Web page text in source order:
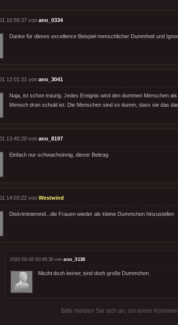
10:58:37 von ano_0334
Danke für dieses excellence Beispiel menschlicher Dummheit und
12:01:31 von ano_3041
Naja, ist schon traurig. Jedes Ereignis wird den dummen Menschen
Mensch dran schuld ist. Die Menschen sind so dumm, dass sie das
13:40:20 von ano_8197
Einfach nur schwachsinnig, dieser Beitrag
14:03:22 von Westwind
Diskriminierend...die Frauen wieder als kleine Dummchen hinzustellen
2022-02-02 00:45:30 vonano_3138
Macht doch keiner, sind doch große Dummchen.
Bitte melden Sie sich an, um einen